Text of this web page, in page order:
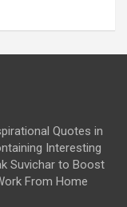
Quotes in
Interesting
Suvichar to Boost
From Home